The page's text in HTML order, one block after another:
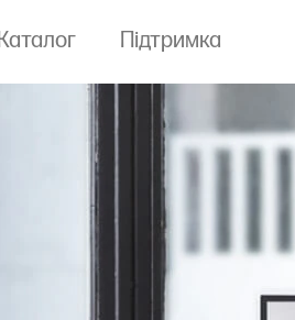
Каталог Підтримка
X